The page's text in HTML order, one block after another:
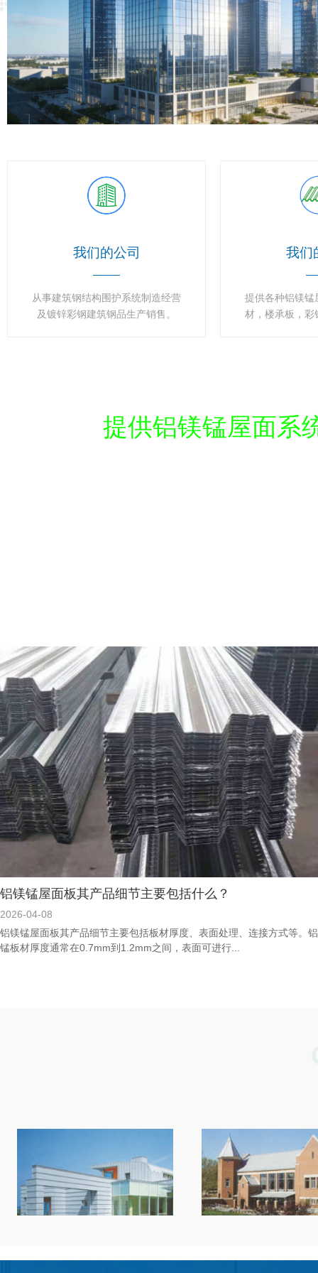
我们的公司
从事建筑钢结构围护系统制造经营
及镀锌彩钢建筑钢品生产销售。
我们
提供各种铝镁锰
材，楼承板，彩
提供铝镁锰屋面系
铝镁锰屋面板其产品细节主要包括什么？
2026-04-08
铝镁锰屋面板其产品细节主要包括板材厚度、表面处理、连接方式等。
锰板材厚度通常在0.7mm到1.2mm之间，表面可进行...